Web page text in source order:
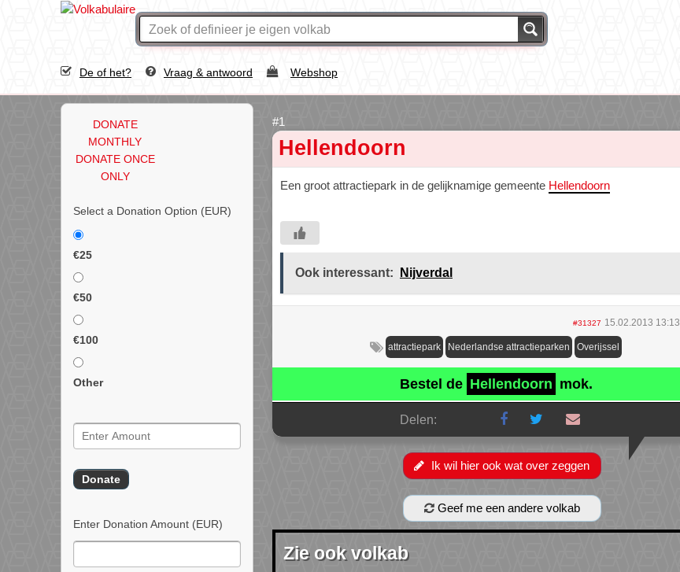
De of het? Vraag & antwoord Webshop
DONATE
MONTHLY
DONATE ONCE
ONLY
Select a Donation Option (EUR)
€25
€50
€100
Other
Enter Donation Amount (EUR)
Hellendoorn
Een groot attractiepark in de gelijknamige gemeente Hellendoorn
Ook interessant: Nijverdal
#31327 15.02.2013 13:13
attractiepark Nederlandse attractieparken Overijssel
Bestel de Hellendoorn mok.
Delen:
Ik wil hier ook wat over zeggen
Geef me een andere volkab
Zie ook volkab